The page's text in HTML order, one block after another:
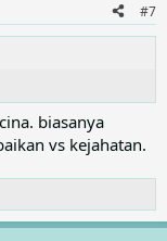
#7
biasanya
vs kejahatan.